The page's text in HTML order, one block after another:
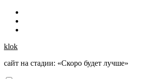
Перейти
содержанию
klok
сайт на стадии: «Скоро будет лучше»